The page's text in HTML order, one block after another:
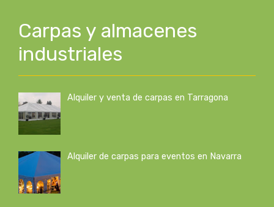
Carpas y almacenes
industriales
Alquiler y venta de carpas en Tarragona
Alquiler de carpas para eventos en Navarra